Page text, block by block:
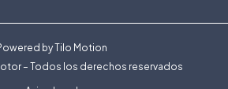
byTilo Motion
– Todos los derechos reservados